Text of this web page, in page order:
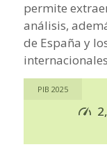
permite
análisis,
de España y
PIB 2025